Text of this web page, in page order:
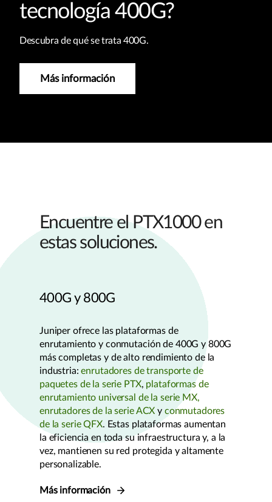
tecnología 400G?
Descubra de qué se trata 400G.
Más información
Encuentre el PTX1000 en
estas soluciones.
400G y 800G
Juniper ofrece las plataformas de
enrutamiento y conmutación de 400G y 800G
más completas y de alto rendimiento de la
industria:enrutadores de transporte de
paquetes de la serie PTX, plataformas de
enrutamiento universal de la serie MX,
enrutadores de la serie ACXy conmutadores
de la serie QFX. Estas plataformas aumentan
la eficiencia en toda su infraestructura y, a la
vez, mantienen su red protegida y altamente
personalizable.
Más información